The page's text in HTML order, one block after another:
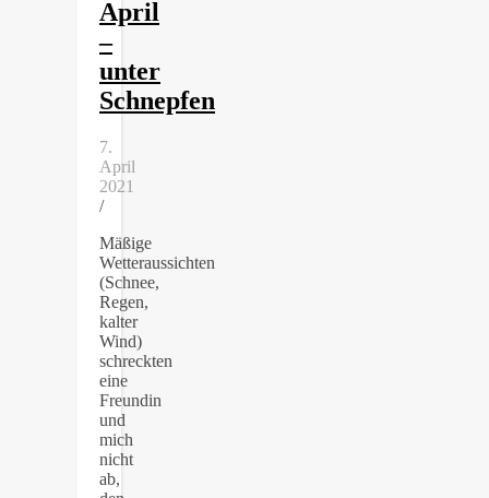
April
–
unter
Schnepfen
7.
April
2021
/
Mäßige
Wetteraussichten
(Schnee,
Regen,
kalter
Wind)
schreckten
eine
Freundin
und
mich
nicht
ab,